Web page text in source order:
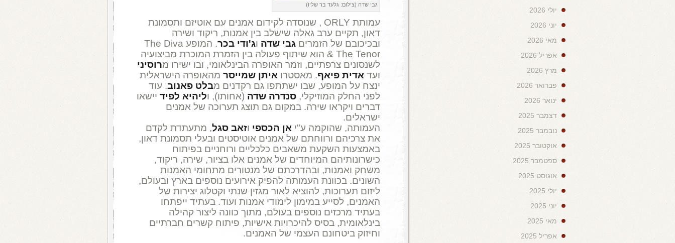
גבי שדה (צילום: גלעד בר שליו)
עמותת ORLY , שנוסדה לקידום אמנים עם אוטיזם ותסמונת
דאון, תקיים ערב גאלה שישלב בין אמנות, ריקוד ושירה
ובכיכובם של הזמרים גבי שדה וג'ודי בכר
. המופע The Diva
& The Tenor הוא שיתוף פעולה בין הזמרת המוכרת מביצועיה
לשנסונים צרפתיים, וזמר האופרה הבינלאומי, ובו ישירו מרוסיני
ועד אדית פיאף. מאסטרו איתן שמייסר מהאופרה הישראלית
ינצח על המופע, שבו ישתתפו גם רקדנים מבלט פאנוב. עוד
לפני החלק המוזיקלי, סנדרה שדה (אחותו), וליהיא לפיד יישאו
דברים ויקראו שירה. במקום גם תוצג תערוכה של אמנים
ישראלים.
העמותה, שהוקמה ע"י אן הכספי וזאב סגל, מתעתדת לקדם
את צרכיהם ורווחתם של אמנים אוטיסטים ובעלי תסמונת דאון,
באמצעות השקעת משאבים כלכליים ורוחניים בפיתוח
כישרונותיהם המיוחדים של אמנים אלו בציור, שירה, ריקוד,
משחק ואמנות, ובהדרכתם של מנטורים מתחומי האמנות
השונים. בכוונת העמותה להפיק אירועים נוספים בארץ ובעולם,
ליזום תערוכות, להוציא לאור מגזין שנתי וקטלוג יצירות של
האמנים, לסייע במימון לימודי אמנות ועוד. בעתיד ייפתחו
בעתיד מרכזים נוספים בעולם, מתוך כוונה ליצור קהילה
בינלאומית, בסיס להיכרויות אישיות, פיתוח קשרים חברתיים
וחיזוק ביטחונם העצמי של האמנים.
יולי 2026
יוני 2026
מאי 2026
אפריל 2026
מרץ 2026
פברואר 2026
ינואר 2026
דצמבר 2025
נובמבר 2025
אוקטובר 2025
ספטמבר 2025
אוגוסט 2025
יולי 2025
יוני 2025
מאי 2025
אפריל 2025